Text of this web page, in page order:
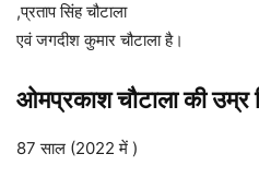
,प्रताप सिंह चौटाला
एवं जगदीश कुमार चौटाला है।
ओमप्रकाश चौटाला की उम्र
87 साल (2022 में )